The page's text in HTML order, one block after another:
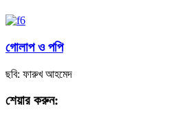
গোলাপ ও পপি
ছবি: ফারুখ আহমেদ
শেয়ার করুন: